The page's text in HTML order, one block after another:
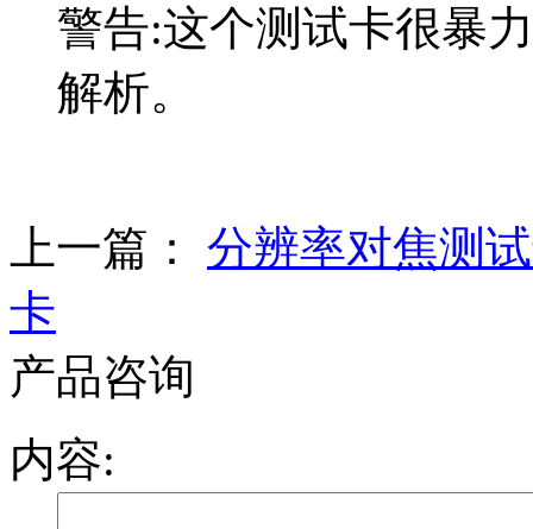
警告:这个测试卡很暴
解析。
上一篇： 分辨率对焦测
卡
产品咨询
内容: